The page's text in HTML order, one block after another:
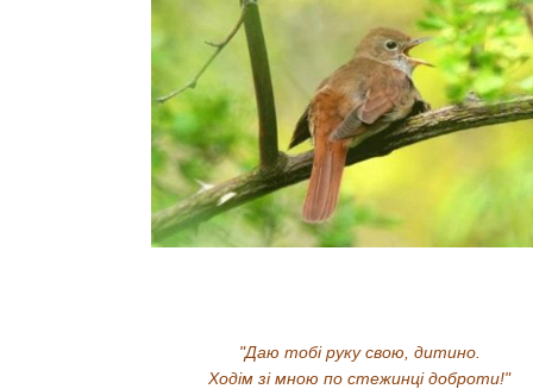
"Даю тобі руку свою, дитино.
Ходім зі мною по стежинці доброти!"